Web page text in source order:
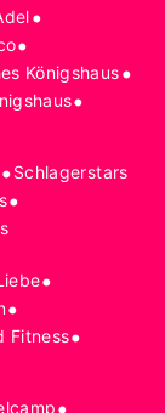
•
•
Königshaus•
•
•Schlagerstars
•
•
•
Fitness•